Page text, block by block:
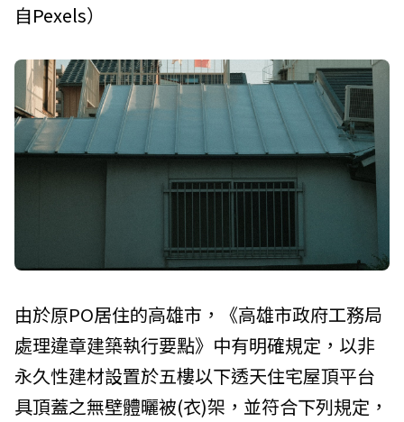
自Pexels）
由於原PO居住的高雄市，《高雄市政府工務局
處理違章建築執行要點》中有明確規定，以非
永久性建材設置於五樓以下透天住宅屋頂平台
具頂蓋之無壁體曬被(衣)架，並符合下列規定，